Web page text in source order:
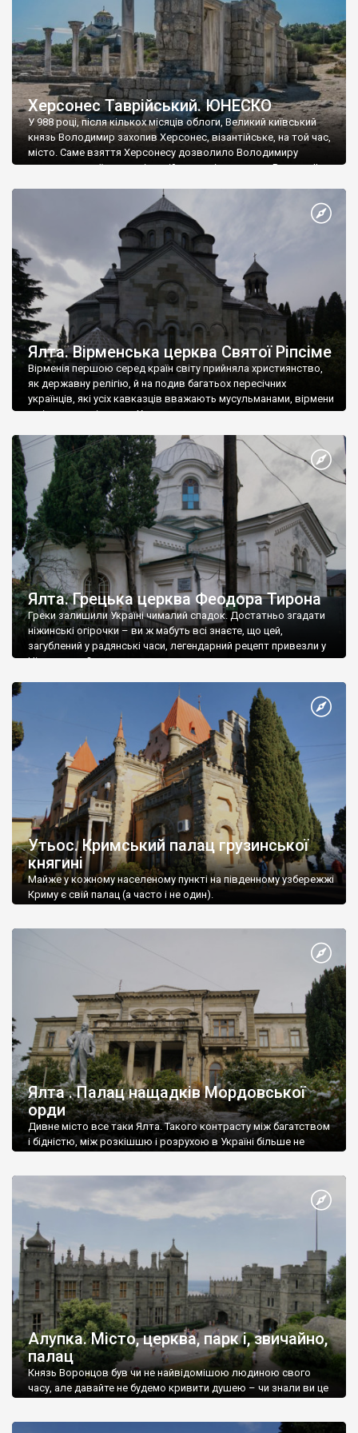
Херсонес Таврійський. ЮНЕСКО
У 988 році, після кількох місяців облоги, Великий київський
князь Володимир захопив Херсонес, візантійське, на той час,
місто. Саме взяття Херсонесу дозволило Володимиру
диктувати свої умови візантійському імператору Василю ІІ, та
Херсонесі Володимир-язичник, став Василем-християнином.
А потім було Хрещення Русі. На честь Херсонесу Таврійського
Ялта. Вірменська церква Святої Ріпсіме
Вірменія першою серед країн світу прийняла християнство,
як державну релігію, й на подив багатьох пересічних
українців, які усіх кавказців вважають мусульманами, вірмени
є відданими вірянами Христа
Ялта. Грецька церква Феодора Тирона
Греки залишили Україні чималий спадок. Достатньо згадати
ніжинські огірочки – ви ж мабуть всі знаєте, що цей,
загублений у радянські часи, легендарний рецепт привезли у
Ніжин греки?
Утьос. Кримський палац грузинської
княгині
Майже у кожному населеному пункті на південному узбережжі
Криму є свій палац (а часто і не один).
Ялта . Палац нащадків Мордовської
орди
Дивне місто все таки Ялта. Такого контрасту між багатством
і бідністю, між розкішшю і розрухою в Україні більше не
Алупка. Місто, церква, парк і, звичайно,
палац
Князь Воронцов був чи не найвідомішою людиною свого
часу, але давайте не будемо кривити душею – чи знали ви це